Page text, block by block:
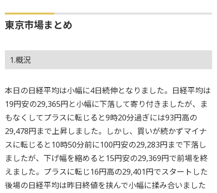
東京市場まとめ
1.概況
本日の日経平均は小幅に4日続伸となりました。日経平均は
19円安の29,365円と小幅に下落して寄り付きましたが、ま
もなくしてプラスに転じると9時20分過ぎには93円高の
29,478円まで上昇しました。しかし、買いが続かずマイナ
スに転じると10時50分前に100円安の29,283円まで下落し
ましたが、下げ幅を縮めると15円安の29,369円で前場を終
えました。プラスに転じ16円高の29,401円でスタートした
後場の日経平均は昨日終値を挟んで小幅に揉み合いました